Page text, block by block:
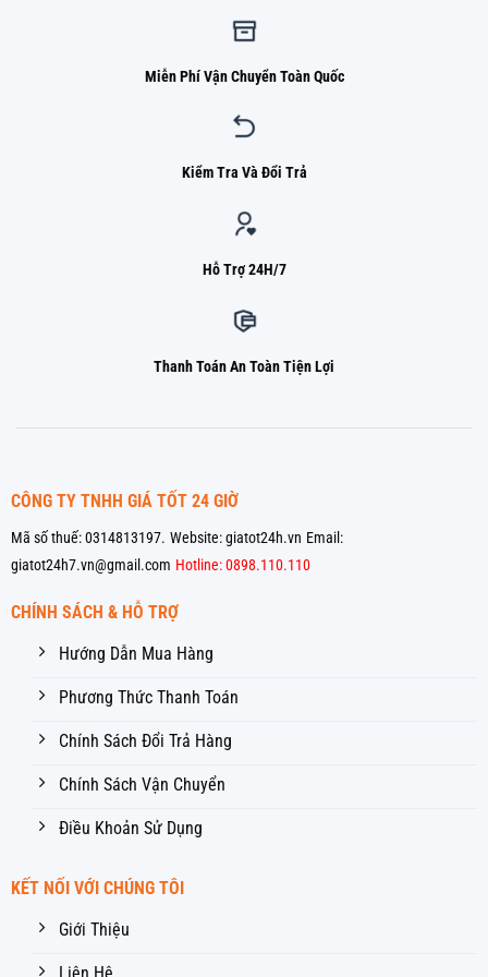
Miễn Phí Vận Chuyển Toàn Quốc
Kiểm Tra Và Đổi Trả
Hỗ Trợ 24H/7
Thanh Toán An Toàn Tiện Lợi
CÔNG TY TNHH GIÁ TỐT 24 GIỜ
Mã số thuế: 0314813197. Website: giatot24h.vn Email:
giatot24h7.vn@gmail.com Hotline: 0898.110.110
CHÍNH SÁCH & HỖ TRỢ
Hướng Dẫn Mua Hàng
Phương Thức Thanh Toán
Chính Sách Đổi Trả Hàng
Chính Sách Vận Chuyển
Điều Khoản Sử Dụng
KẾT NỐI VỚI CHÚNG TÔI
Giới Thiệu
Liên Hệ